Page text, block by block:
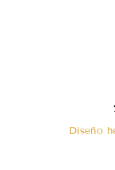
Diseño